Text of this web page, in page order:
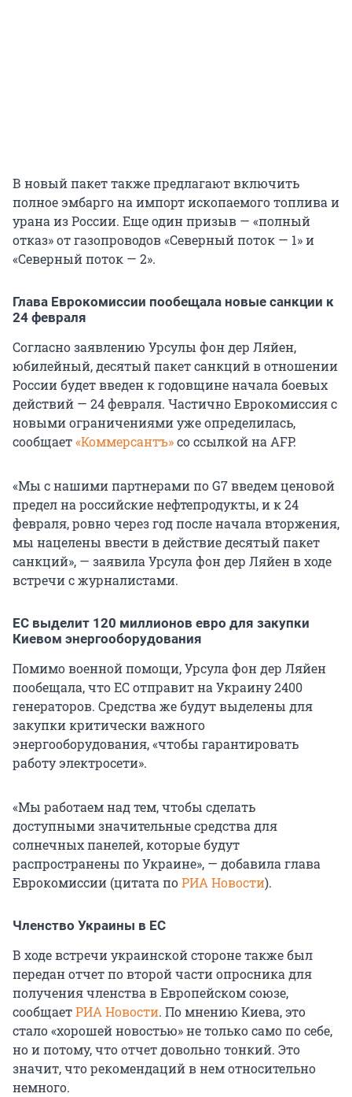
В новый пакет также предлагают включить
полное эмбарго на импорт ископаемого топлива и
урана из России. Еще один призыв — «полный
отказ» от газопроводов «Северный поток — 1» и
«Северный поток — 2».
Глава Еврокомиссии пообещала новые санкции к
24 февраля
Согласно заявлению Урсулы фон дер Ляйен,
юбилейный, десятый пакет санкций в отношении
России будет введен к годовщине начала боевых
действий — 24 февраля. Частично Еврокомиссия с
новыми ограничениями уже определилась,
сообщает«Коммерсантъ»со ссылкой на AFP.
«Мы с нашими партнерами по G7 введем ценовой
предел на российские нефтепродукты, и к 24
февраля, ровно через год после начала вторжения,
мы нацелены ввести в действие десятый пакет
санкций», — заявила Урсула фон дер Ляйен в ходе
встречи с журналистами.
ЕС выделит 120 миллионов евро для закупки
Киевом энергооборудования
Помимо военной помощи, Урсула фон дер Ляйен
пообещала, что ЕС отправит на Украину 2400
генераторов. Средства же будут выделены для
закупки критически важного
энергооборудования, «чтобы гарантировать
работу электросети».
«Мы работаем над тем, чтобы сделать
доступными значительные средства для
солнечных панелей, которые будут
распространены по Украине», — добавила глава
Еврокомиссии (цитата поРИА Новости).
Членство Украины в ЕС
В ходе встречи украинской стороне также был
передан отчет по второй части опросника для
получения членства в Европейском союзе,
сообщаетРИА Новости. По мнению Киева, это
стало «хорошей новостью» не только само по себе,
но и потому, что отчет довольно тонкий. Это
значит, что рекомендаций в нем относительно
немного.